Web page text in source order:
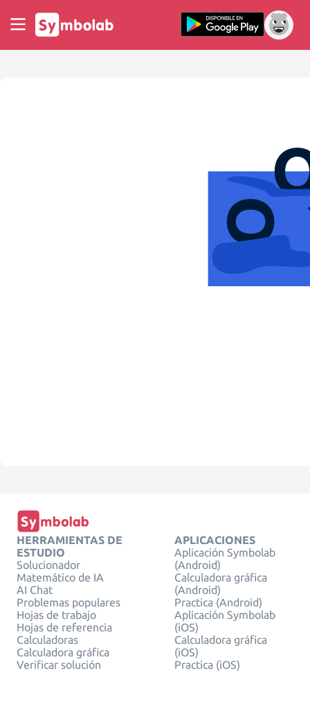
HERRAMIENTAS DE
ESTUDIO
Solucionador
Matemático de IA
AI Chat
Problemas populares
Hojas de trabajo
Hojas de referencia
Calculadoras
Calculadora gráfica
Verificar solución
APLICACIONES
Aplicación Symbolab
(Android)
Calculadora gráfica
(Android)
Practica (Android)
Aplicación Symbolab
(iOS)
Calculadora gráfica
(iOS)
Practica (iOS)